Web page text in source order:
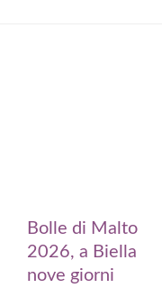
Bolle di Malto
2026, a Biella
nove giorni